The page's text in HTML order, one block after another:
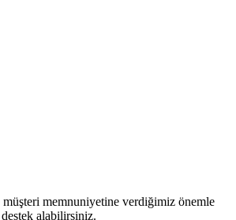
memnuniyetine verdiğimiz önemle
alabilirsiniz.